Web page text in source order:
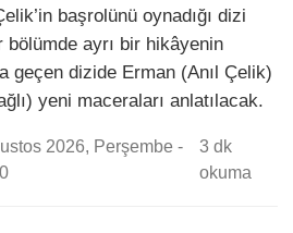
başrolünü oynadığı dizi
bölümde ayrı bir hikâyenin
geçen dizide Erman (Anıl Çelik)
yeni maceraları anlatılacak.
2026, Perşembe -
3 dk
okuma